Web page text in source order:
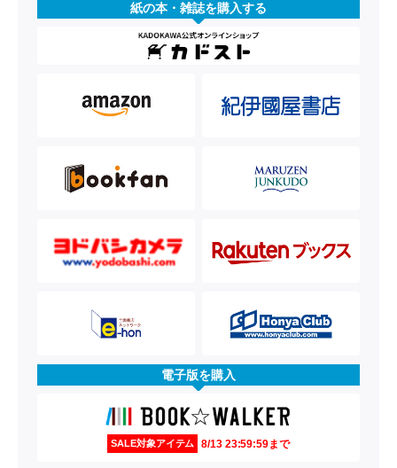
紙の本・雑誌を購入する
電子版を購入
SALE対象アイテム 8/13 23:59:59まで